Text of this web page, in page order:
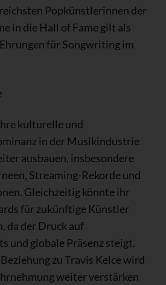
Popkünstlerinnen der
in die Hall of Fame gilt als
für Songwriting im
kulturelle und
in der Musikindustrie
ausbauen, insbesondere
Streaming-Rekorde und
Gleichzeitig könnte ihr
für zukünftige Künstler
da der Druck auf
und globale Präsenz steigt.
zu Travis Kelce wird
weiter verstärken